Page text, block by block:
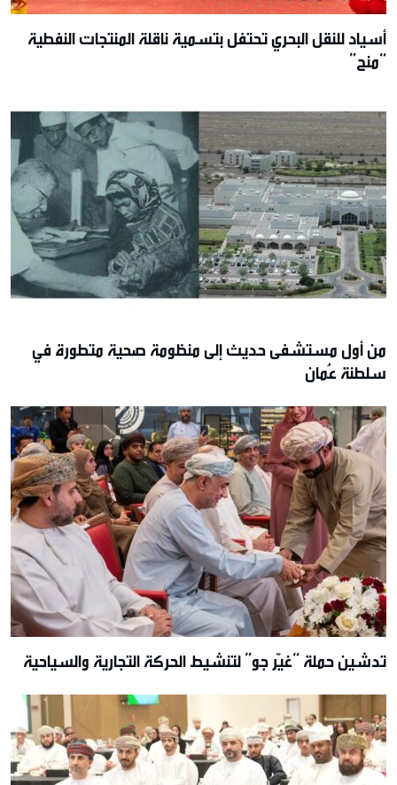
أسياد للنقل البحري تحتفل بتسمية ناقلة المنتجات النفطية
“منح”
من أول مستشفى حديث إلى منظومة صحية متطورة في
سلطنة عُمان
تدشين حملة “غيّر جو” لتنشيط الحركة التجارية والسياحية